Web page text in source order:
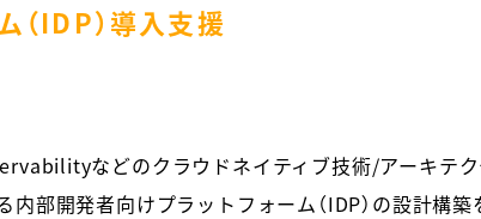
IDP）導入支援
などのクラウドネイティブ技術/アーキテ
部開発者向けプラットフォーム（IDP）の設計構築